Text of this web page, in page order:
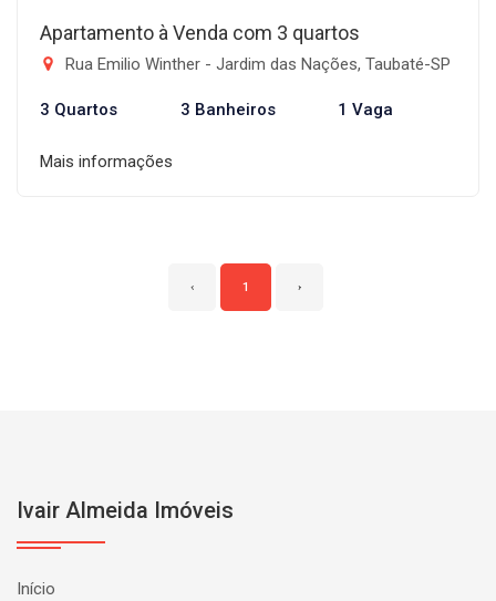
Apartamento à Venda com 3 quartos
Rua Emilio Winther - Jardim das Nações, Taubaté-SP
3 Quartos 3 Banheiros 1 Vaga
Mais informações
‹ 1 ›
Ivair Almeida Imóveis
Início